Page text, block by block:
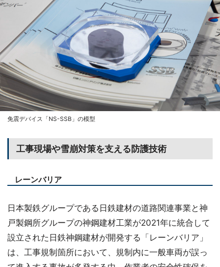
免震デバイス「NS-SSB」の模型
工事現場や雪崩対策を支える防護技術
レーンバリア
日本製鉄グループである日鉄建材の道路関連事業と神
戸製鋼所グループの神鋼建材工業が2021年に統合して
設立された日鉄神鋼建材が開発する「レーンバリア」
は、工事規制箇所において、規制内に一般車両が誤っ